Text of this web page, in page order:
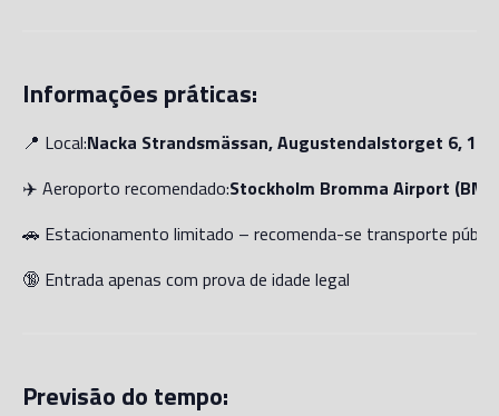
Informações práticas:
📍 Local:Nacka Strandsmässan, Augustendalstorget 6,
✈️ Aeroporto recomendado:Stockholm Bromma Airport
🚗 Estacionamento limitado – recomenda-se transporte
🔞 Entrada apenas com prova de idade legal
Previsão do tempo: